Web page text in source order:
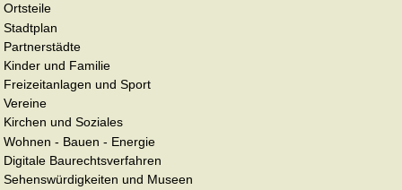
Ortsteile
Stadtplan
Partnerstädte
Kinder und Familie
Freizeitanlagen und Sport
Vereine
Kirchen und Soziales
Wohnen - Bauen - Energie
Digitale Baurechtsverfahren
Sehenswürdigkeiten und Museen